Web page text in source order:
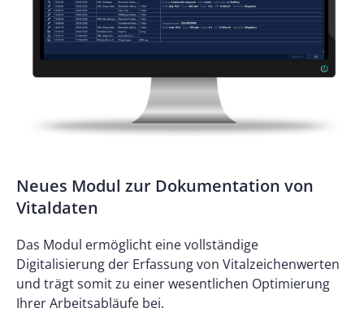
Neues Modul zur Dokumentation von
Vitaldaten
Das Modul ermöglicht eine vollständige
Digitalisierung der Erfassung von Vitalzeichenwerten
und trägt somit zu einer wesentlichen Optimierung
Ihrer Arbeitsabläufe bei.